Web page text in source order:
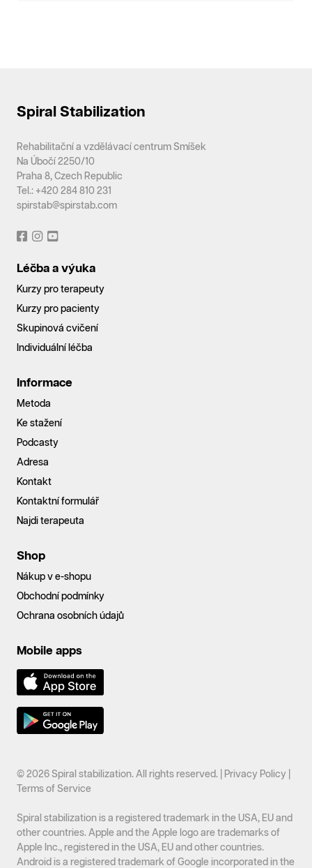
Spiral Stabilization
Rehabilitační a vzdělávací centrum Smíšek
Na Úbočí 2250/10
Praha 8, Czech Republic
Tel.: +420 284 810 231
spirstab@spirstab.com
Léčba a výuka
Kurzy pro terapeuty
Kurzy pro pacienty
Skupinová cvičení
Individuální léčba
Informace
Metoda
Ke stažení
Podcasty
Adresa
Kontakt
Kontaktní formulář
Najdi terapeuta
Shop
Nákup v e-shopu
Obchodní podmínky
Ochrana osobních údajů
Mobile apps
© 2026 Spiral stabilization. All rights reserved. | Privacy Policy
Terms of Service
Spiral stabilization is a registered trademark in the USA, EU and
other countries. Apple and the Apple logo are trademarks of
Apple Inc., registered in the USA, EU and other countries.
Android is a registered trademark of Google incorporated in the